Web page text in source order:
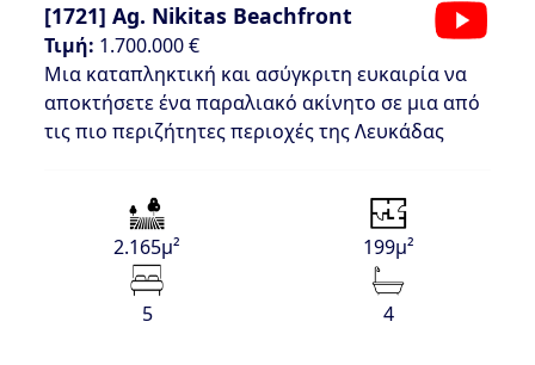
[1721] Ag. Nikitas Beachfront
Τιμή: 1.700.000 €
Μια καταπληκτική και ασύγκριτη ευκαιρία να
αποκτήσετε ένα παραλιακό ακίνητο σε μια από
τις πιο περιζήτητες περιοχές της Λευκάδας
2.165μ² 199μ²
5 4